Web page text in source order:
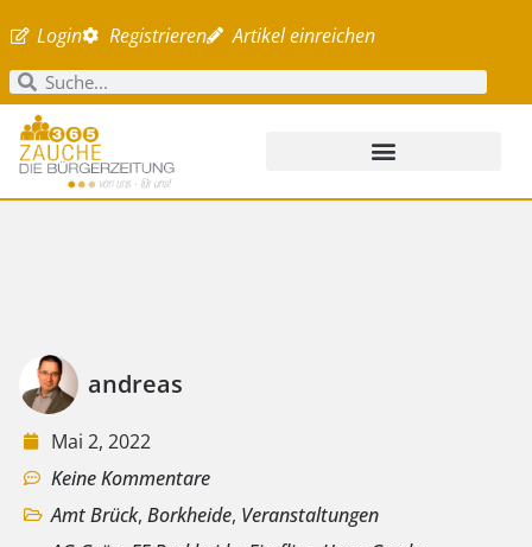
Login Registrieren Artikel einreichen
andreas
Mai 2, 2022
Keine Kommentare
Amt Brück, Borkheide, Veranstaltungen